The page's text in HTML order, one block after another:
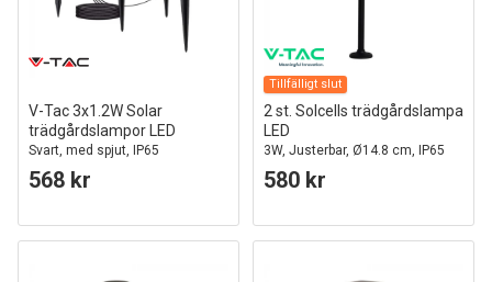
V-Tac 3x1.2W Solar
trädgårdslampor LED
Svart, med spjut, IP65
568 kr
Tillfälligt slut
2 st. Solcells trädgårdslampa
LED
3W, Justerbar, Ø14.8 cm, IP65
580 kr